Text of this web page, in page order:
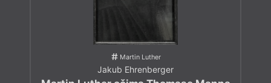
Martin Luther
Jakub Ehrenberger